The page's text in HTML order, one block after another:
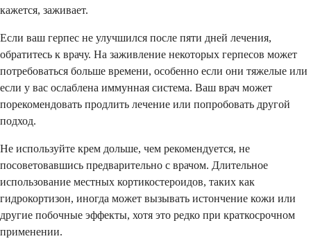
кажется, заживает.
Если ваш герпес не улучшился после пяти дней лечения,
обратитесь к врачу. На заживление некоторых герпесов может
потребоваться больше времени, особенно если они тяжелые или
если у вас ослаблена иммунная система. Ваш врач может
порекомендовать продлить лечение или попробовать другой
подход.
Не используйте крем дольше, чем рекомендуется, не
посоветовавшись предварительно с врачом. Длительное
использование местных кортикостероидов, таких как
гидрокортизон, иногда может вызывать истончение кожи или
другие побочные эффекты, хотя это редко при краткосрочном
применении.